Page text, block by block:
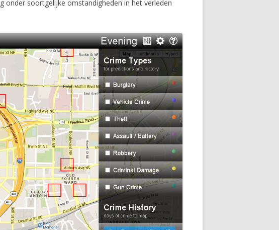
soortgelijke omstandigheden in het verleden